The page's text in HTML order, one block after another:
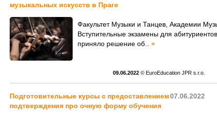
музыкальных искусств в Праге
Факультет Музыки и Танцев, Академии
Вступительные экзамены для
приняло решение об
»
09.06.2022 © EuroEducation JPR s.r.o.
07.06.2022
Подготовительные курсы с предоставлением
подтверждения про очную форму обучения